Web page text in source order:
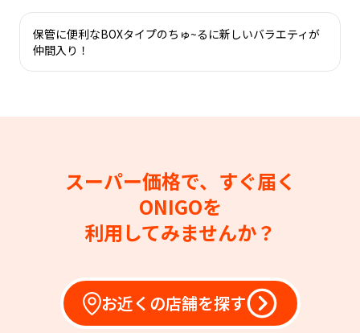
保管に便利なBOXタイプのちゅ~るに新しいバラエティが
仲間入り！
スーパー価格で、すぐ届く
ONIGOを
利用してみませんか？
お近くの店舗を探す